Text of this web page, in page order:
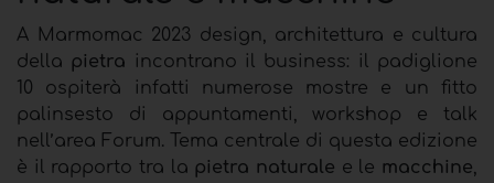
A Marmomac 2023 design, architettura e cultura
della pietra incontrano il business: il padiglione
10 ospiterà infatti numerose mostre e un fitto
palinsesto di appuntamenti, workshop e talk
nell’area Forum. Tema centrale di questa edizione
è il rapporto tra la pietra naturale e le macchine,